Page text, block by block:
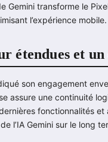
Gemini transforme le
l’expérience mobile.
étendues et
son engagement
assure une continuité
fonctionnalités
l’IA Gemini sur le long